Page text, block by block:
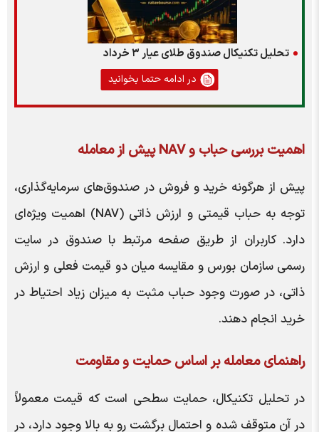
تحلیل تکنیکال صندوق طلای عیار ۳ خرداد
در ادامه حتما بخوانید
اهمیت بررسی حباب و NAV پیش از معامله
پیش از هرگونه خرید و فروش در صندوق‌های سرمایه‌گذاری،
توجه به حباب قیمتی و ارزش ذاتی (NAV) اهمیت ویژه‌ای
دارد. کاربران از طریق صفحه مرتبط با صندوق در سایت
رسمی سازمان بورس و مقایسه میان دو قیمت فعلی و ارزش
ذاتی، در صورت وجود حباب مثبت به میزان زیاد احتیاط در
خرید انجام دهند.
راهنمای معامله بر اساس حمایت و مقاومت
در تحلیل تکنیکال، حمایت سطحی است که قیمت معمولاً
در آن متوقف شده و احتمال برگشت رو به بالا وجود دارد، در